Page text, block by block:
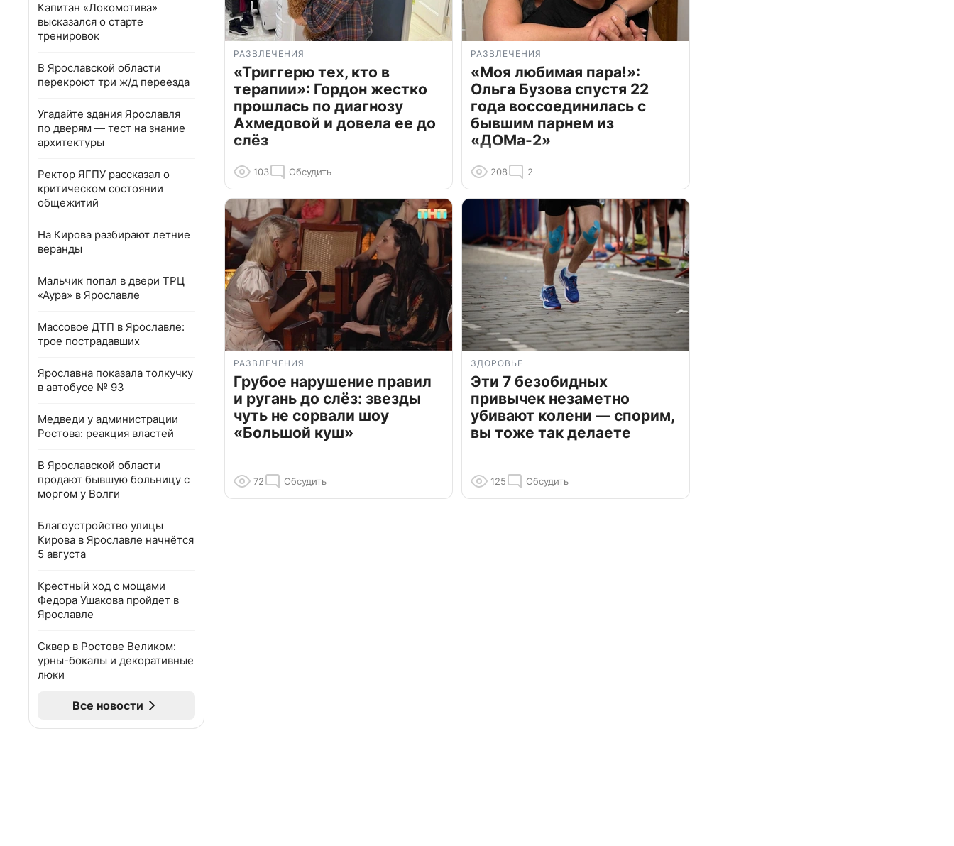
Капитан «Локомотива»
высказался о старте
тренировок
В Ярославской области
перекроют три ж/д переезда
Угадайте здания Ярославля
по дверям — тест на знание
архитектуры
Ректор ЯГПУ рассказал о
критическом состоянии
общежитий
На Кирова разбирают летние
веранды
Мальчик попал в двери ТРЦ
«Аура» в Ярославле
Массовое ДТП в Ярославле:
трое пострадавших
Ярославна показала толкучку
в автобусе № 93
Медведи у администрации
Ростова: реакция властей
В Ярославской области
продают бывшую больницу с
моргом у Волги
Благоустройство улицы
Кирова в Ярославле начнётся
5 августа
Крестный ход с мощами
Федора Ушакова пройдет в
Ярославле
Сквер в Ростове Великом:
урны-бокалы и декоративные
люки
Все новости
РАЗВЛЕЧЕНИЯ
«Триггерю тех, кто в
терапии»: Гордон жестко
прошлась по диагнозу
Ахмедовой и довела ее до
слёз
103 Обсудить
РАЗВЛЕЧЕНИЯ
«Моя любимая пара!»:
Ольга Бузова спустя 22
года воссоединилась с
бывшим парнем из
«ДОМа-2»
208 2
РАЗВЛЕЧЕНИЯ
Грубое нарушение правил
и ругань до слёз: звезды
чуть не сорвали шоу
«Большой куш»
72 Обсудить
ЗДОРОВЬЕ
Эти 7 безобидных
привычек незаметно
убивают колени — спорим,
вы тоже так делаете
125 Обсудить